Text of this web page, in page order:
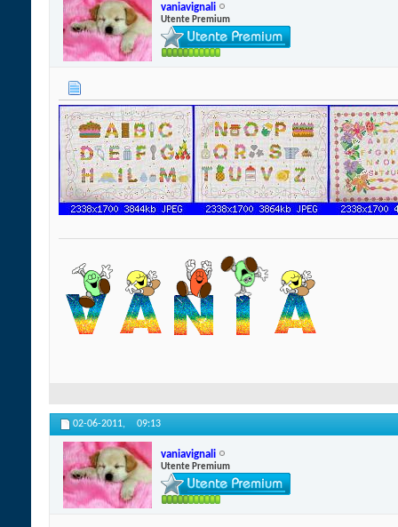
vaniavignali
Utente Premium
02-06-2011, 09:13
vaniavignali
Utente Premium